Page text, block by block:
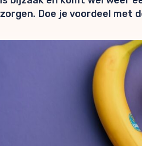
zorgen. Doe je voordeel met